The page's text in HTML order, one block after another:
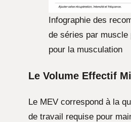
Infographie des
de séries par muscle
pour la musculation
Le Volume Effectif
Le MEV correspond à la
de travail requise pour